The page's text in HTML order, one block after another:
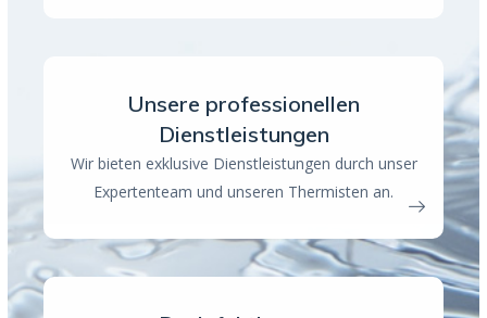
Unsere professionellen
Dienstleistungen
Wir bieten exklusive Dienstleistungen durch unser
Expertenteam und unseren Thermisten an.